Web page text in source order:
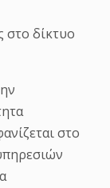
στο δίκτυο
στο